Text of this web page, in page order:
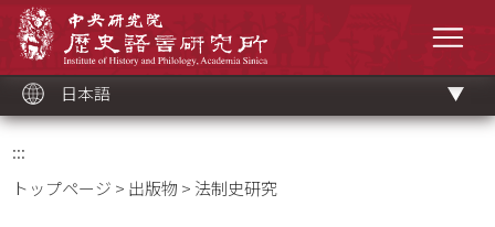
ッ
ク
日本語
:::
トップページ > 出版物 > 法制史研究